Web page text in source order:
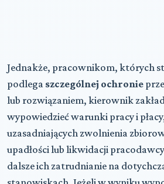
Jednakże, pracownikom, których
podlega szczególnej ochronie
lub rozwiązaniem, kierownik
wypowiedzieć warunki pracy i
uzasadniających zwolnienia
upadłości lub likwidacji
dalsze ich zatrudnianie na